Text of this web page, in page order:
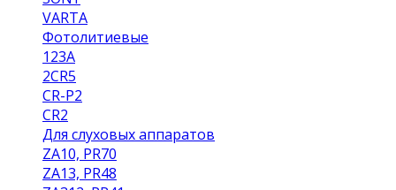
VARTA
Фотолитиевые
123A
2CR5
CR-P2
CR2
Для слуховых аппаратов
ZA10, PR70
ZA13, PR48